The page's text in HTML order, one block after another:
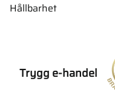
Hållbarhet
Trygg e-handel